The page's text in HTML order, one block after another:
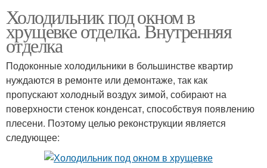
Холодильник под окном в
хрущевке отделка. Внутренняя
отделка
Подоконные холодильники в большинстве квартир
нуждаются в ремонте или демонтаже, так как
пропускают холодный воздух зимой, собирают на
поверхности стенок конденсат, способствуя появлению
плесени. Поэтому целью реконструкции является
следующее: